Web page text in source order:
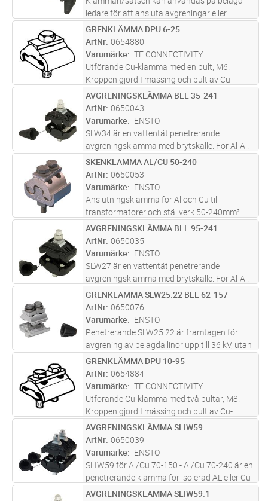
ledare för att ansluta avgreningar eller
jordningsanslutningar. Nominell
isoleringstjocklek på ledaren kan vara mellan
2,3-4,0 mm.
ST Lägg i kundvagn
GRENKLÄMMA DPU 6-25
ArtNr 0654880
Varumärke
TE CONNECTIVITY
Utförande Cu-klämma med en bult, M6.
Kroppen gjord I mässing och bult av Cu-
legering. Användningsområde 6-25mm².
Åtdragningsmoment: 9 Nm.
ST Lägg i kundvagn
AVGRENINGSKLÄMMA BLL 35-241
ArtNr 0650043
Varumärke
ENSTO
SLW34 är en vattentät penetrerande
avgreningsklämma med brytskalle. För Al-Al.
Klämman är penetrerande på en sida och för
blankledare på den andra sidan. Den
nominella tjockleken på linans isolering
mer
ST Lägg i kundvagn
SKENKLÄMMA AL/CU 50-240
ArtNr 0650053
Varumärke
ENSTO
Anslutningsklämma för Al och Cu till
transformatorer och ställverk 50-240mm²
ST Lägg i kundvagn
AVGRENINGSKLÄMMA BLL 95-241
ArtNr 0650035
Varumärke
ENSTO
SLW27 är en vattentät penetrerande
avgreningsklämma med brytskalle. För Al-Al.
Den nominella tjockleken på linans isolering
kan vara mellan 2,3-4,0 mm
ST Lägg i kundvagn
GRENKLÄMMA SLW25.22 BLL 62-157
ArtNr 0650076
Varumärke
ENSTO
Penetrerande SLW25.22 är framtagen för
avgrening av belagda linor upp till 36 kV, utan
att behöva skala av isoleringen. Klämman är
vattentäta genom att de penetrerande
tänderna är insmorda med siliko
ST Lägg i kundvagn
GRENKLÄMMA DPU 10-95
ArtNr 0654884
Varumärke
TE CONNECTIVITY
Utförande Cu-klämma med två bultar, M8.
Kroppen gjord I mässing och bult av Cu-
legering. Användningsområde 10-95mm².
Åtdragningsmoment: 12 Nm.
ST Lägg i kundvagn
AVGRENINGSKLÄMMA SLIW59
ArtNr 0650039
Varumärke
ENSTO
SLIW59 för Al/Cu 70-150 - Al/Cu 70-240 är en
penetrerande klämma för isolerad AL eller Cu
ledare (ALUS). Momentbultens brytskalle går
ST Lägg i kundvagn
AVGRENINGSKLÄMMA SLIW59.1